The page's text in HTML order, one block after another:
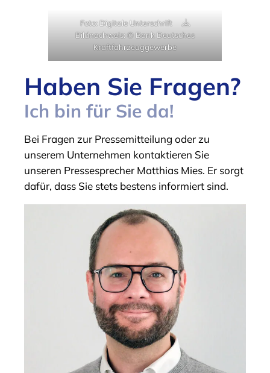
Foto: Digitale Unterschrift
Bildnachweis: © Bank Deutsches
Kraftfahrzeuggewerbe
Haben Sie Fragen?
Ich bin für Sie da!
Bei Fragen zur Pressemitteilung oder zu
unserem Unternehmen kontaktieren Sie
unseren Pressesprecher Matthias Mies. Er sorgt
dafür, dass Sie stets bestens informiert sind.